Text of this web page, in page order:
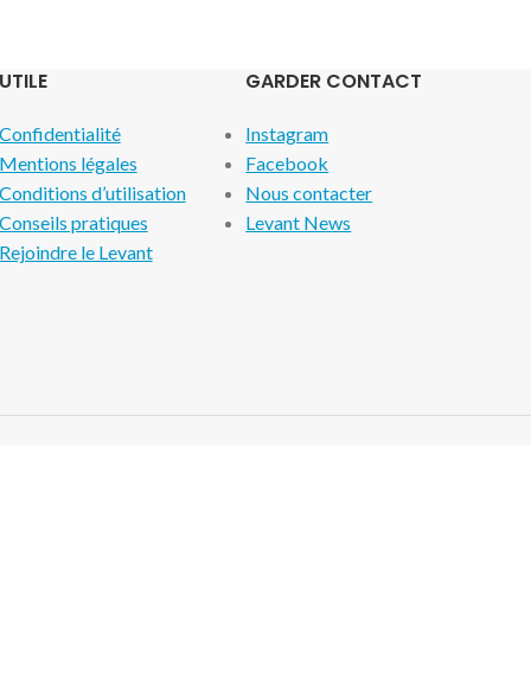
UTILE
Confidentialité
Mentions légales
Conditions d’utilisation
Conseils pratiques
Rejoindre le Levant
GARDER CONTACT
Instagram
Facebook
Nous contacter
Levant News